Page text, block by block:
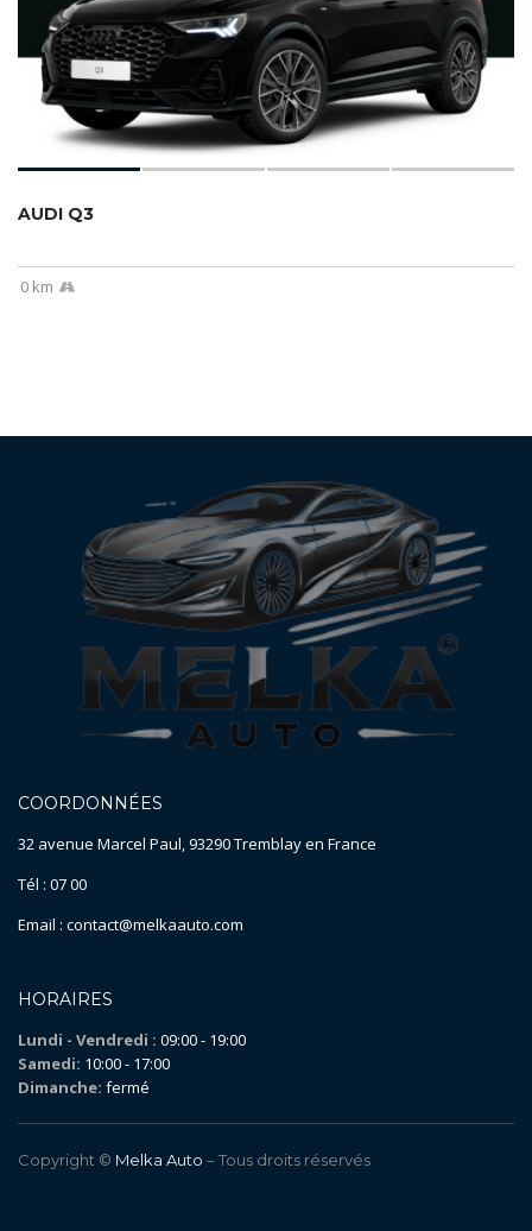
AUDI Q3
0 km
COORDONNÉES
32 avenue Marcel Paul, 93290 Tremblay en France
Tél : 07 00
Email : contact@melkaauto.com
HORAIRES
Lundi - Vendredi : 09:00 - 19:00
Samedi: 10:00 - 17:00
Dimanche: fermé
Copyright © Melka Auto – Tous droits réservés